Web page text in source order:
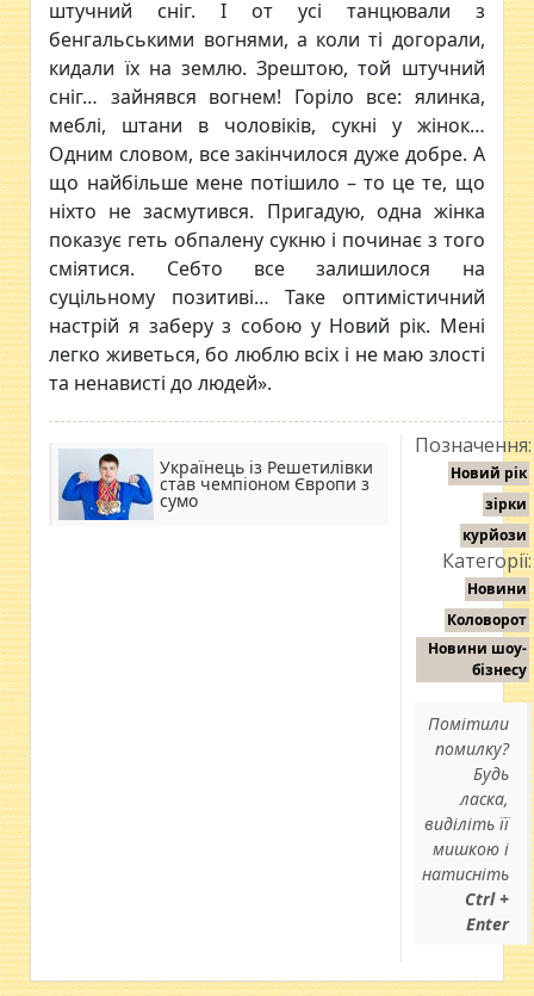
штучний сніг. І от усі танцювали з
бенгальськими вогнями, а коли ті догорали,
кидали їх на землю. Зрештою, той штучний
сніг… зайнявся вогнем! Горіло все: ялинка,
меблі, штани в чоловіків, сукні у жінок…
Одним словом, все закінчилося дуже добре. А
що найбільше мене потішило – то це те, що
ніхто не засмутився. Пригадую, одна жінка
показує геть обпалену сукню і починає з того
сміятися. Себто все залишилося на
суцільному позитиві… Таке оптимістичний
настрій я заберу з собою у Новий рік. Мені
легко живеться, бо люблю всіх і не маю злості
та ненависті до людей».
Українець із Решетилівки
став чемпіоном Європи з
сумо
Позначення:
Новий рік
зірки
курйози
Категорії:
Новини
Коловорот
Новини шоу-
бізнесу
Помітили
помилку?
Будь
ласка,
виділіть її
мишкою і
натисніть
Ctrl +
Enter